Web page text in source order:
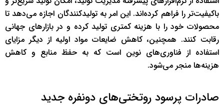
باکیفیت‌تر را فراهم کرده‌اند. این امر به تولیدکنندگان اجازه می‌دهد تا
محصولات خود را با هزینه کمتری تولید کرده و در بازارهای جهانی
رقابت کنند. همچنین، کاهش ضایعات مواد اولیه از دیگر مزایای
استفاده از فناوری‌های نوین است که به حفظ منابع و کاهش
هزینه‌ها منجر می‌شود.
صادرات پرسود روتختی‌های دونفره جدید